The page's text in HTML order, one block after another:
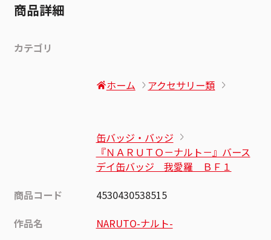
商品詳細
カテゴリ
ホーム アクセサリー類
缶バッジ・バッジ
『ＮＡＲＵＴＯ－ナルト－』バース
デイ缶バッジ 我愛羅 ＢＦ１
商品コード
4530430538515
作品名
NARUTO-ナルト-